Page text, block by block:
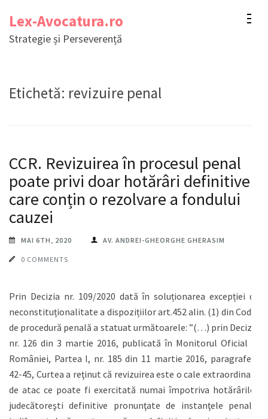
conținut
Lex-Avocatura.ro
Strategie și Perseverență
Etichetă: revizuire penal
CCR. Revizuirea în procesul penal
poate privi doar hotărâri definitive
care conțin o rezolvare a fondului
cauzei
MAI 6TH, 2020 AV. ANDREI-GHEORGHE GHERASIM
0 COMMENTS
Prin Decizia nr. 109/2020 dată în soluționarea excepției de
neconstituționalitate a dispozițiilor art.452 alin. (1) din Codul
de procedură penală a statuat următoarele: ”(…) prin Decizia
nr. 126 din 3 martie 2016, publicată în Monitorul Oficial al
României, Partea I, nr. 185 din 11 martie 2016, paragrafele
42-45, Curtea a reţinut că revizuirea este o cale extraordinară
de atac ce poate fi exercitată numai împotriva hotărârilor
judecătoreşti definitive pronunţate de instanţele penale,